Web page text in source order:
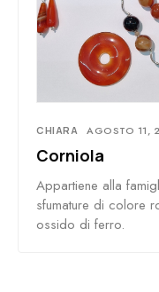
CHIARA AGOSTO 11,
Corniola
Appartiene alla
sfumature di colore
ossido di ferro.